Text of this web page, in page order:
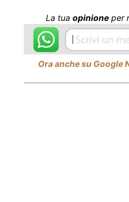
La tua opinione per
Ora anche su Google